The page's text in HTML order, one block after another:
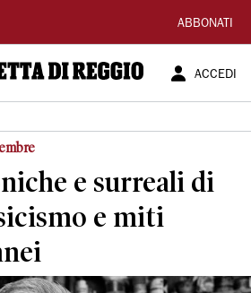
ABBONATI
ACCEDI
e surreali di
e miti